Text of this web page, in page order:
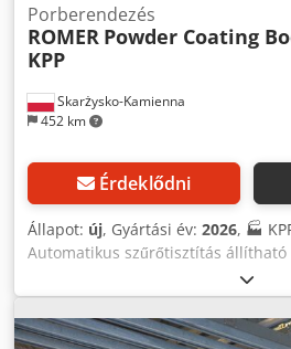
Skarżysko-Kamienna
452 km
Porberendezés
ROMER Powder Coating
KPP
Érdeklődni
Állapot: új, Gyártási év: 2026, 🏭
Automatikus szűrőtisztítás
manuális üzemmóddal is. 🧼⏱️🖲️
mosható, vízálló, hosszú
szűrőtisztítás - szabadalmaztatott,